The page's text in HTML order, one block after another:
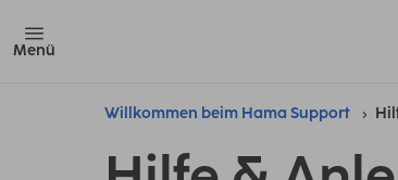
Menü
Willkommen beim Hama Support